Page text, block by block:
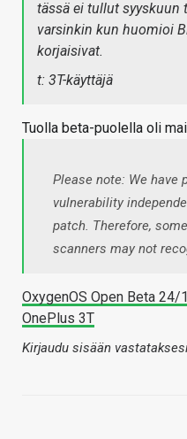
tässä ei tullut syyskuun
varsinkin kun huomioi
korjaisivat.
t: 3T-käyttäjä
Tuolla beta-puolella oli
Please note: We have
vulnerability
patch. Therefore,
scanners may not
OxygenOS Open Beta 24/
OnePlus 3T
Kirjaudu sisään